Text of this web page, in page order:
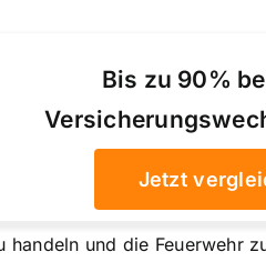
Bis zu 90%
Jetzt
und die Feuerwehr